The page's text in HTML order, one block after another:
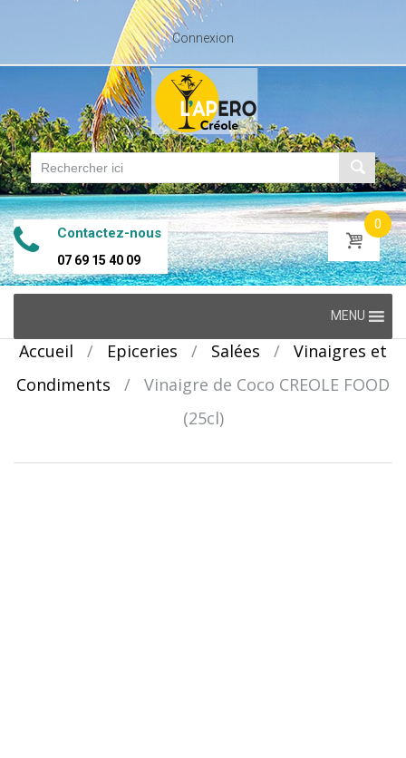
Connexion
Contactez-nous
07 69 15 40 09
0
content
MENU
Accueil / Epiceries / Salées /
Vinaigres et
Condiments
/
Vinaigre de Coco CREOLE FOOD
(25cl)